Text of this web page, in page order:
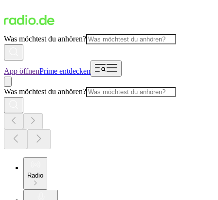
Was möchtest du anhören?
App öffnenPrime entdecken
Was möchtest du anhören?
Radio